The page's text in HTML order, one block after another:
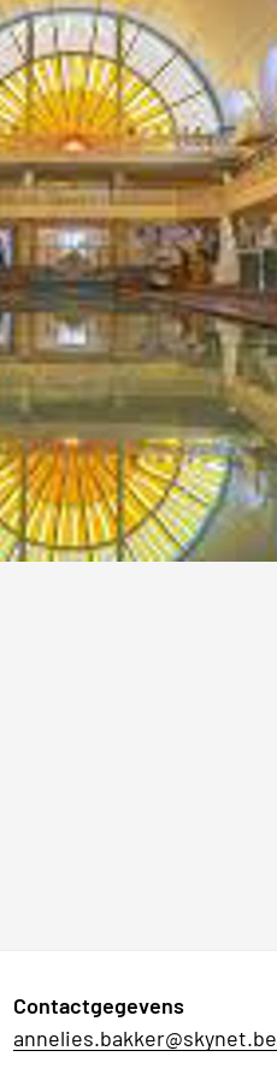
Contactgegevens
annelies.bakker@skynet.be